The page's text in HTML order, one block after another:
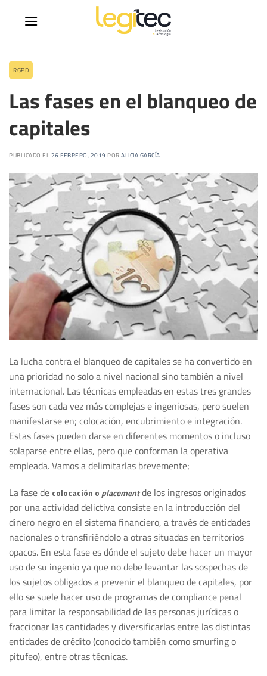
RGPD
Las fases en el blanqueo de
capitales
PUBLICADO EL 26 FEBRERO, 2019 POR ALICIA GARCÍA
La lucha contra el blanqueo de capitales se ha convertido en
una prioridad no solo a nivel nacional sino también a nivel
internacional. Las técnicas empleadas en estas tres grandes
fases son cada vez más complejas e ingeniosas, pero suelen
manifestarse en; colocación, encubrimiento e integración.
Estas fases pueden darse en diferentes momentos o incluso
solaparse entre ellas, pero que conforman la operativa
empleada. Vamos a delimitarlas brevemente;
La fase de colocación oplacementde los ingresos originados
por una actividad delictiva consiste en la introducción del
dinero negro en el sistema financiero, a través de entidades
nacionales o transfiriéndolo a otras situadas en territorios
opacos. En esta fase es dónde el sujeto debe hacer un mayor
uso de su ingenio ya que no debe levantar las sospechas de
los sujetos obligados a prevenir el blanqueo de capitales, por
ello se suele hacer uso de programas de compliance penal
para limitar la responsabilidad de las personas jurídicas o
fraccionar las cantidades y diversificarlas entre las distintas
entidades de crédito (conocido también como smurfing o
pitufeo), entre otras técnicas.